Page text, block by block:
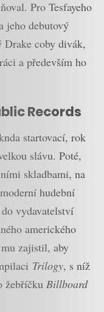
Pro Tesfayeho
jeho debutový
coby divák,
a především ho
Records
startovací, rok
slávu. Poté,
skladbami, na
hudební
vydavatelství
amerického
zajistil, aby
Trilogy, s níž
žebříčku Billboard